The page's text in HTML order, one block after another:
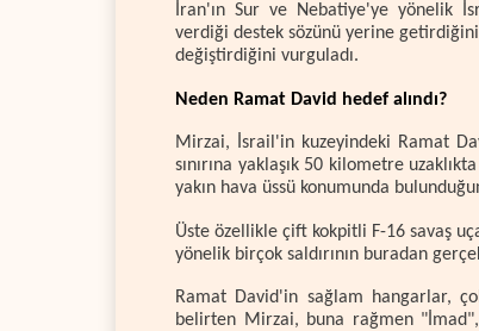
İran'ın Sur ve Nebatiye'ye yönelik
verdiği destek sözünü yerine
değiştirdiğini vurguladı.
Neden Ramat David hedef alındı?
Mirzai, İsrail'in kuzeyindeki Ramat
sınırına yaklaşık 50 kilometre
yakın hava üssü konumunda
Üste özellikle çift kokpitli F-16 savaş
yönelik birçok saldırının buradan
Ramat David'in sağlam hangarlar,
belirten Mirzai, buna rağmen